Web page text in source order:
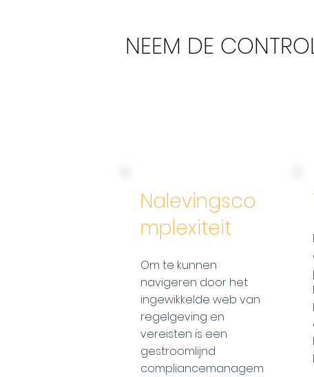
NEEM DE
Nalevingsco
mplexiteit
Om te kunnen
navigeren door het
ingewikkelde web van
regelgeving en
vereisten is een
gestroomlijnd
compliancemanagem